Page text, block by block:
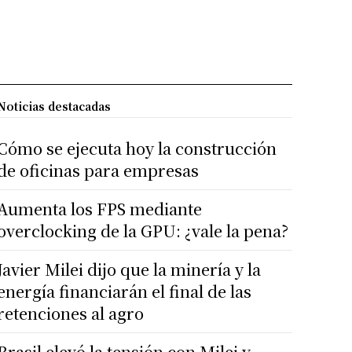
destacadas
se ejecuta hoy la construcción
oficinas para empresas
los FPS mediante
de la GPU: ¿vale la pena?
Milei dijo que la minería y la
financiarán el final de las
al agro